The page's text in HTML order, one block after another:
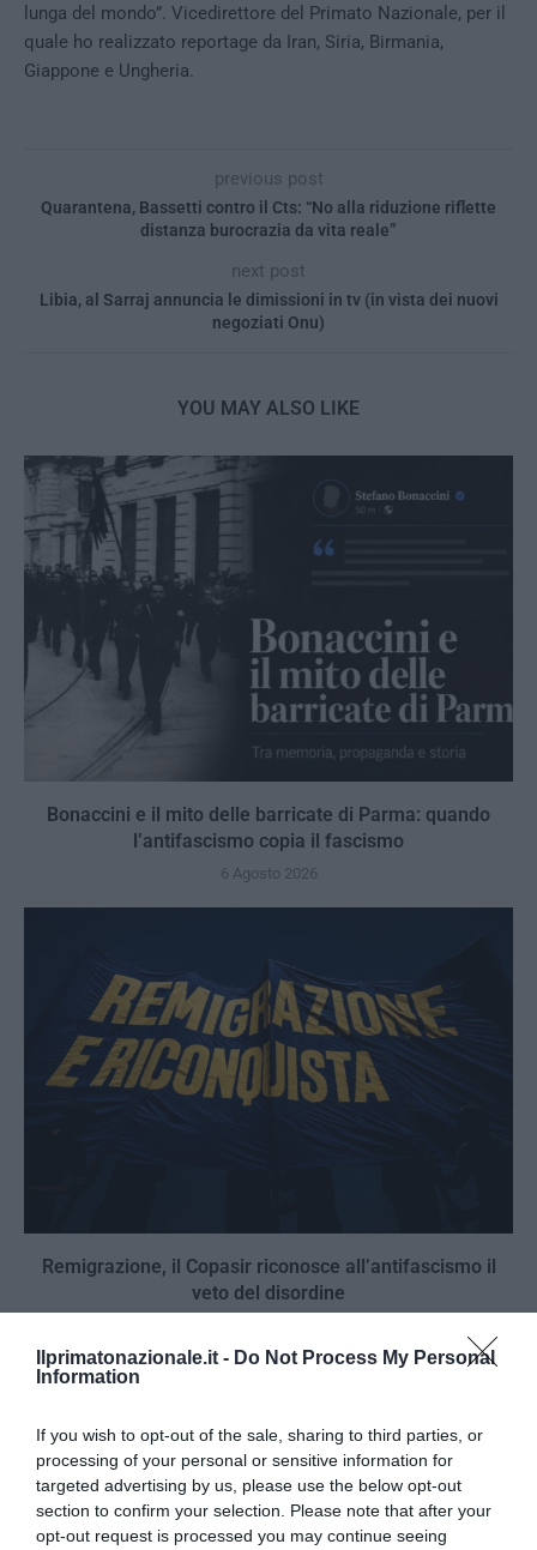
Ilprimatonazionale.it - Do Not Process My Personal
Information
If you wish to opt-out of the sale, sharing to third parties, or
processing of your personal or sensitive information for
targeted advertising by us, please use the below opt-out
section to confirm your selection. Please note that after your
opt-out request is processed you may continue seeing
lunga del mondo”. Vicedirettore del Primato Nazionale, per il
quale ho realizzato reportage da Iran, Siria, Birmania,
Giappone e Ungheria.
previous post
Quarantena, Bassetti contro il Cts: “No alla riduzione riflette
distanza burocrazia da vita reale”
next post
Libia, al Sarraj annuncia le dimissioni in tv (in vista dei nuovi
negoziati Onu)
YOU MAY ALSO LIKE
Bonaccini e il mito delle barricate di Parma: quando
l’antifascismo copia il fascismo
6 Agosto 2026
Remigrazione, il Copasir riconosce all’antifascismo il
veto del disordine